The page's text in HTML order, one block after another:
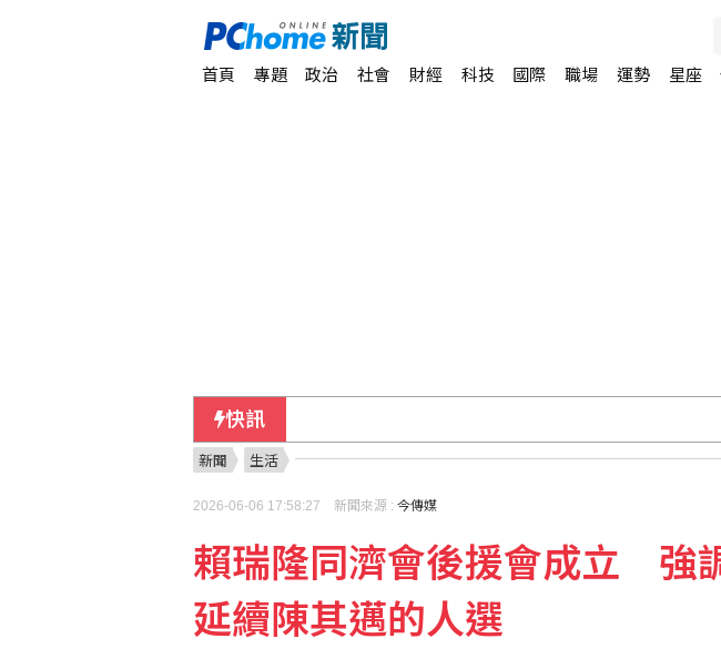
首頁 專題 政治 社會 財經 科技 國際 職場 運勢 星座
快訊
新聞 生活
2026-06-06 17:58:27 新聞來源 : 今傳媒
賴瑞隆同濟會後援會成立 強
延續陳其邁的人選